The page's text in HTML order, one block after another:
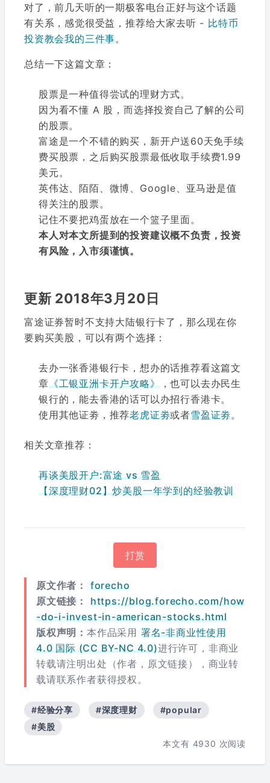
对了，前几天听的一期极客电台正好与这个话题
有关系，感觉很受益，推荐给大家去听 - 比特币
投资教会我的三件事。
总结一下这篇文章：
股票是一种值得尝试的理财方式。
因为看不懂 A 股，而选择投资自己了解的公司
的股票。
富途是一个不错的购买，新开户送60天免手续
费买股票，之后购买股票最低收取手续费1.99
美元。
英伟达、陌陌、微博、Google、亚马逊是值
得关注的股票。
记住不要把鸡蛋放在一个篮子里面。
本人对本文所提到的投资建议概不负责，投资
有风险，入市须谨慎。
更新 2018年3月20日
富途证券暂时不支持大陆银行卡了，那么现在你
要购买美股，可以有两个选择：
去办一张香港银行卡，想办的话推荐看这篇文
章《工银亚洲卡开户攻略》，也可以去办民生
银行的，能去香港的话可以办招行香港卡。
使用其他证劵，推荐老虎证劵或者雪盈证劵。
相关文章推荐：
再谈美股开户:富途 vs 雪盈
【深度理财02】炒美股一年学到的经验教训
打赏
原文作者：
forecho
原文链接：
https://blog.forecho.com/how
-do-i-invest-in-american-stocks.html
版权声明： 本作品采用 署名-非商业性使用
4.0 国际 (CC BY-NC 4.0)进行许可，非商业
转载请注明出处（作者，原文链接），商业转
载请联系作者获得授权。
#经验分享 #深度理财
#popular
#美股
本文有 4930 次阅读